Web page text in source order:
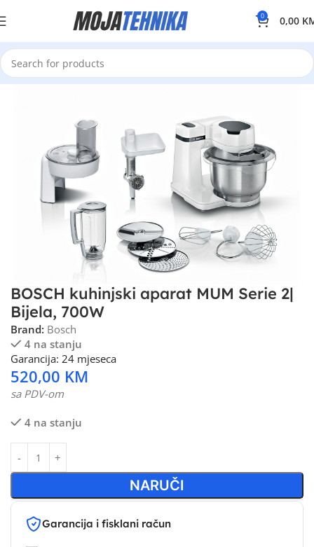
0 0,00
BOSCH kuhinjski aparat MUM Serie 2|
Bijela, 700W
Brand: Bosch
4 na stanju
Garancija: 24 mjeseca
520,00 KM
sa PDV-om
4 na stanju
NARUČI
Garancija i fisklani račun